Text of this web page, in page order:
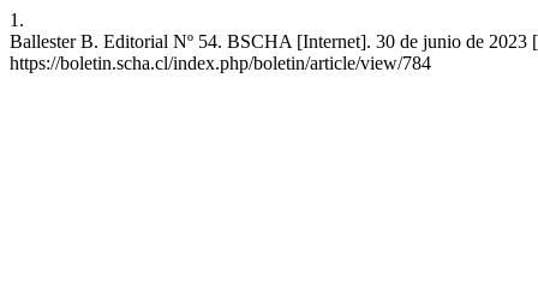
1.
Ballester B. Editorial Nº 54. BSCHA [Internet]. 30 de junio de 2023
https://boletin.scha.cl/index.php/boletin/article/view/784